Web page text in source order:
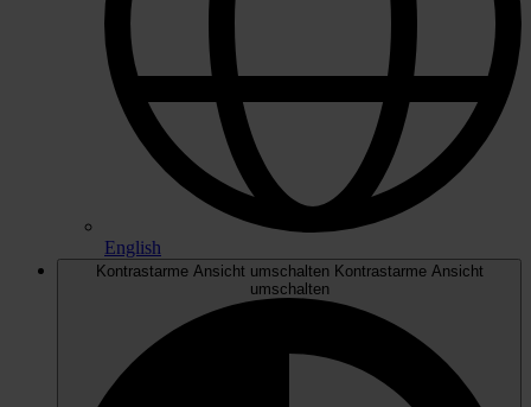
English
Kontrastarme Ansicht umschalten Kontrastarme Ansicht
umschalten